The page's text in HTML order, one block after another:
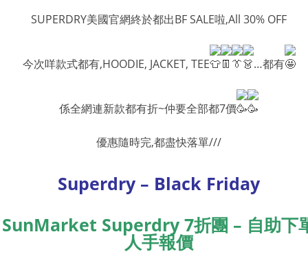
SUPERDRY美國官網終於都出BF SALE啦,All 30% OFF
今次咩款式都有,HOODIE, JACKET, TEE …都有
係全網連新款都有折~仲要全部都7價
優惠隨時完,都盡快落單///
Superdry – Black Friday
SunMarket Superdry 7折團 – 自助下
人手報價